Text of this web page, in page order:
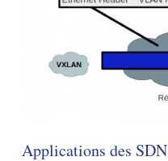
Applications des SDN